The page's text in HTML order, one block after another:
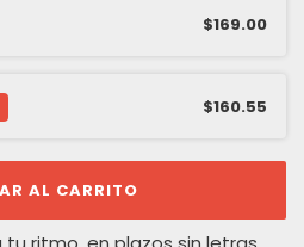
$169.00
$160.55